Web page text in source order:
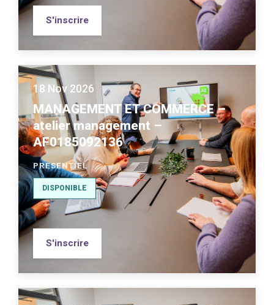
S'inscrire
18 Nov 2026
MANAGEMENT ET COMMERCE –
atelier management –
AF0185092136
PRESENTIEL
DISPONIBLE
S'inscrire